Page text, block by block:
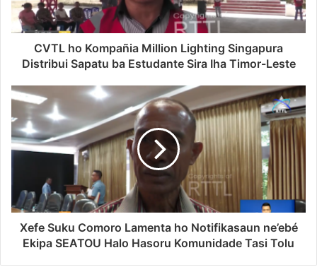
CVTL ho Kompañia Million Lighting Singapura
Distribui Sapatu ba Estudante Sira Iha Timor-Leste
Xefe Suku Comoro Lamenta ho Notifikasaun ne’ebé
Ekipa SEATOU Halo Hasoru Komunidade Tasi Tolu